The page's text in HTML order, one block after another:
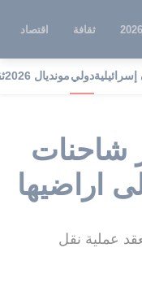
ثقافة اقتصاد
دوليمونديال 2026
شاحنات
اراضيها
عملية نقل